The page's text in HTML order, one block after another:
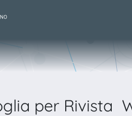
per Rivista